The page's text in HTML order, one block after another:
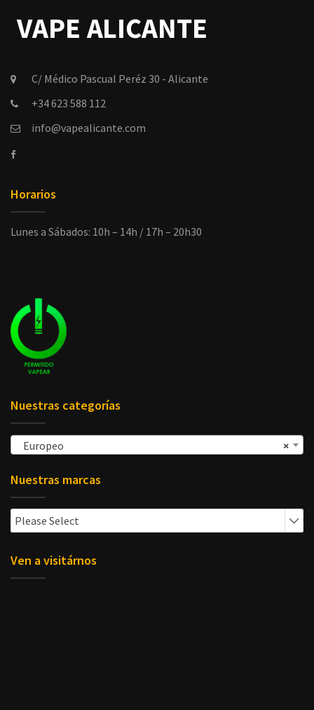
C/ Médico Pascual Peréz 30 - Alicante
+34 623 588 112
info@vapealicante.com
Horarios
Lunes a Sábados: 10h – 14h / 17h – 20h30
Nuestras categorías
×
Europeo
Nuestras marcas
Please Select
Ven a visitárnos